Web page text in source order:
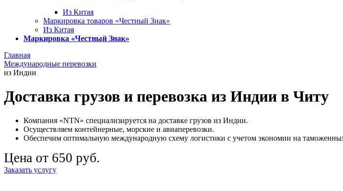
Из Китая
Маркировка товаров «Честный Знак»
Из Китая
Маркировка «Честный Знак»
Главная
Международные перевозки
из Индии
Доставка грузов и перевозка из Индии в Читу
Компания «NTN» специализируется на доставке грузов из Индии.
Осуществляем контейнерные, морские и авиаперевозки.
Обеспечим оптимальную международную схему логистики с учетом экономии на
Цена от 650 руб.
Заказать услугу